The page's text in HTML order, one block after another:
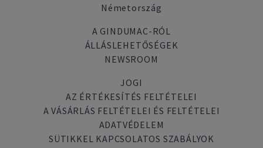
Németország
A GINDUMAC-RÓL
ÁLLÁSLEHETŐSÉGEK
NEWSROOM
JOGI
AZ ÉRTÉKESÍTÉS FELTÉTELEI
A VÁSÁRLÁS FELTÉTELEI ÉS FELTÉTELEI
ADATVÉDELEM
SÜTIKKEL KAPCSOLATOS SZABÁLYOK